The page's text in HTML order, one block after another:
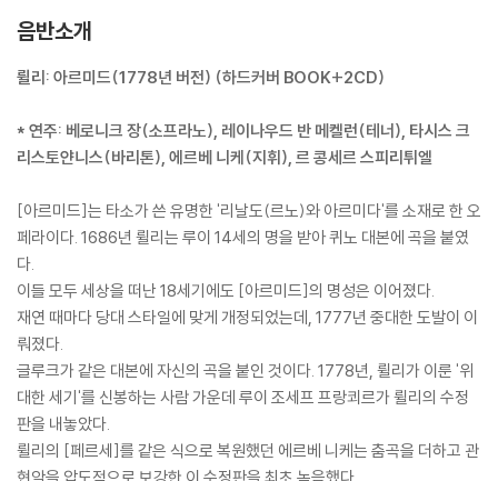
음반소개
륄리: 아르미드(1778년 버전) (하드커버 BOOK+2CD)
* 연주: 베로니크 장(소프라노), 레이나우드 반 메켈런(테너), 타시스 크
리스토얀니스(바리톤), 에르베 니케(지휘), 르 콩세르 스피리튀엘
[아르미드]는 타소가 쓴 유명한 '리날도(르노)와 아르미다'를 소재로 한 오
페라이다. 1686년 륄리는 루이 14세의 명을 받아 퀴노 대본에 곡을 붙였
다.
이들 모두 세상을 떠난 18세기에도 [아르미드]의 명성은 이어졌다.
재연 때마다 당대 스타일에 맞게 개정되었는데, 1777년 중대한 도발이 이
뤄졌다.
글루크가 같은 대본에 자신의 곡을 붙인 것이다. 1778년, 륄리가 이룬 '위
대한 세기'를 신봉하는 사람 가운데 루이 조세프 프랑쾨르가 륄리의 수정
판을 내놓았다.
륄리의 [페르세]를 같은 식으로 복원했던 에르베 니케는 춤곡을 더하고 관